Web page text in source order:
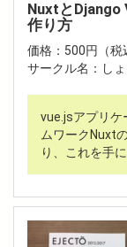
NuxtとDjango
作り方
価格：500円（税
サークル名：し
vue.jsアプリケ
ムワークNuxt
り、これを手